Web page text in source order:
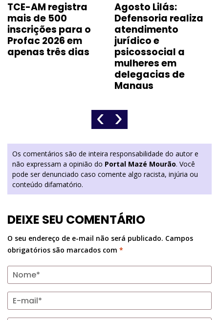
TCE-AM registra
mais de 500
inscrições para o
Profac 2026 em
apenas três dias
Agosto Lilás:
Defensoria realiza
atendimento
jurídico e
psicossocial a
mulheres em
delegacias de
Manaus
‹ ›
Os comentários são de inteira responsabilidade do autor e
não expressam a opinião do Portal Mazé Mourão. Você
pode ser denunciado caso comente algo racista, injúria ou
conteúdo difamatório.
DEIXE SEU COMENTÁRIO
O seu endereço de e-mail não será publicado. Campos
obrigatórios são marcados com *